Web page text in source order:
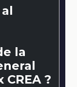
la
?